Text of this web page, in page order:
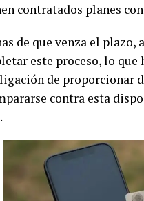
contratados planes
de que venza el
este proceso, lo
de proporcionar
contra esta